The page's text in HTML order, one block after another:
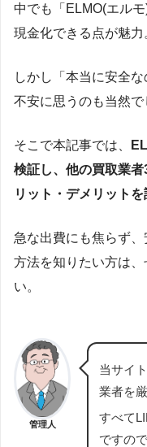
中でも「ELMO(エル
現金化できる点が魅力
しかし「本当に安全
不安に思うのも当然で
そこで本記事では、
検証し、他の買取業
リット・デメリット
急な出費にも焦らず
方法を知りたい方は
い。
管理人
当サイ
業者を
すべて
ですの